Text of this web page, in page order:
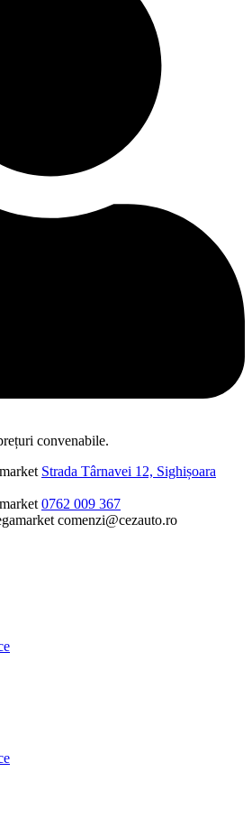
convenabile.
Strada Târnavei 12, Sighișoara
0762 009 367
comenzi@cezauto.ro